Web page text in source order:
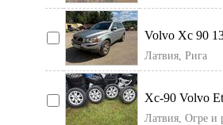
Volvo Xc 90
Krāsas kods
Латвия, Рига
Xc-90 Volvo
7J. Viss
Латвия, Огре и